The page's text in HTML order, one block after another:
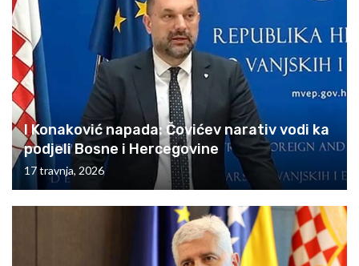
I Konaković napada: Čovićev narativ vodi ka
podjeli Bosne i Hercegovine
17 travnja, 2026